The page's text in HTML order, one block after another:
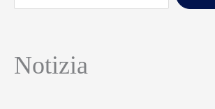
Notizia